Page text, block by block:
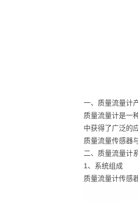
一、质量流量计
质量流量计是一
中获得了广泛的
质量流量传感器
二、质量流量计
1、系统组成
质量流量计传感